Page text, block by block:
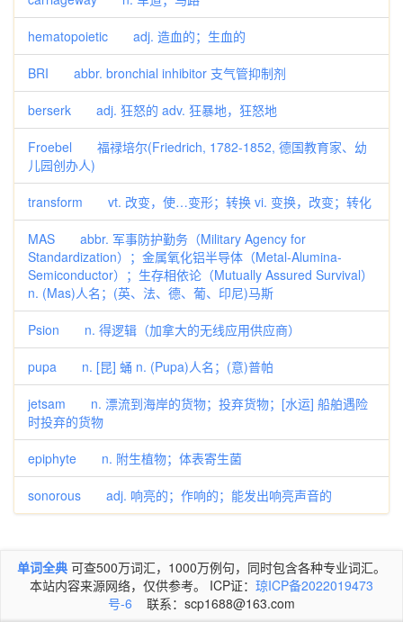
hematopoietic adj. 造血的；生血的
BRI abbr. bronchial inhibitor 支气管抑制剂
berserk adj. 狂怒的 adv. 狂暴地，狂怒地
Froebel 福禄培尔(Friedrich, 1782-1852, 德国教育家、幼
儿园创办人)
transform vt. 改变，使…变形；转换 vi. 变换，改变；转化
MAS abbr. 军事防护勤务（Military Agency for
Standardization）；金属氧化铝半导体（Metal-Alumina-
Semiconductor）；生存相依论（Mutually Assured Survival）
n. (Mas)人名；(英、法、德、葡、印尼)马斯
Psion n. 得逻辑（加拿大的无线应用供应商）
pupa n. [昆] 蛹 n. (Pupa)人名；(意)普帕
jetsam n. 漂流到海岸的货物；投弃货物；[水运] 船舶遇险
时投弃的货物
epiphyte n. 附生植物；体表寄生菌
sonorous adj. 响亮的；作响的；能发出响亮声音的
单词全典 可查500万词汇，1000万例句，同时包含各种专业词汇。
本站内容来源网络，仅供参考。 ICP证： 琼ICP备2022019473
号-6 联系：scp1688@163.com